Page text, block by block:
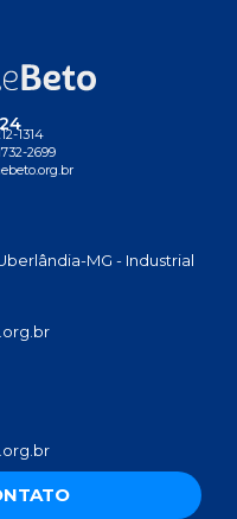
1314
2699
MG - Industrial